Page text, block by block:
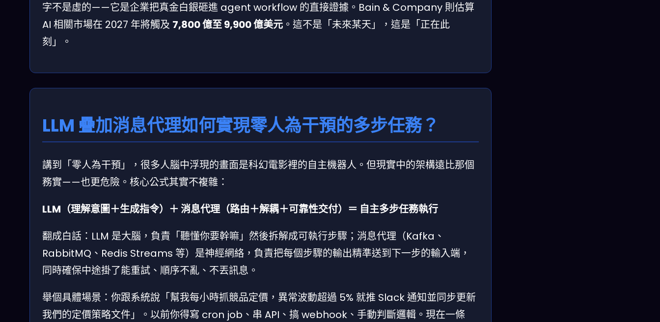
字不是虛的——它是企業把真金白銀砸進 agent workflow 的直接證據。Bain & Company 則估算
AI 相關市場在 2027 年將觸及 7,800 億至 9,900 億美元 。這不是「未來某天」，這是「正在此
刻」。
LLM 疊加消息代理如何實現零人為干預的多步任務？
講到「零人為干預」，很多人腦中浮現的畫面是科幻電影裡的自主機器人。但現實中的架構遠比那個
務實——也更危險。核心公式其實不複雜：
LLM（理解意圖＋生成指令）＋ 消息代理（路由＋解耦＋可靠性交付）＝ 自主多步任務執行
翻成白話：LLM 是大腦，負責「聽懂你要幹嘛」然後拆解成可執行步驟；消息代理（Kafka、
RabbitMQ、Redis Streams 等）是神經網絡，負責把每個步驟的輸出精準送到下一步的輸入端，
同時確保中途掛了能重試、順序不亂、不丟訊息。
舉個具體場景：你跟系統說「幫我每小時抓競品定價，異常波動超過 5% 就推 Slack 通知並同步更新
我們的定價策略文件」。以前你得寫 cron job、串 API、搞 webhook、手動判斷邏輯。現在一條